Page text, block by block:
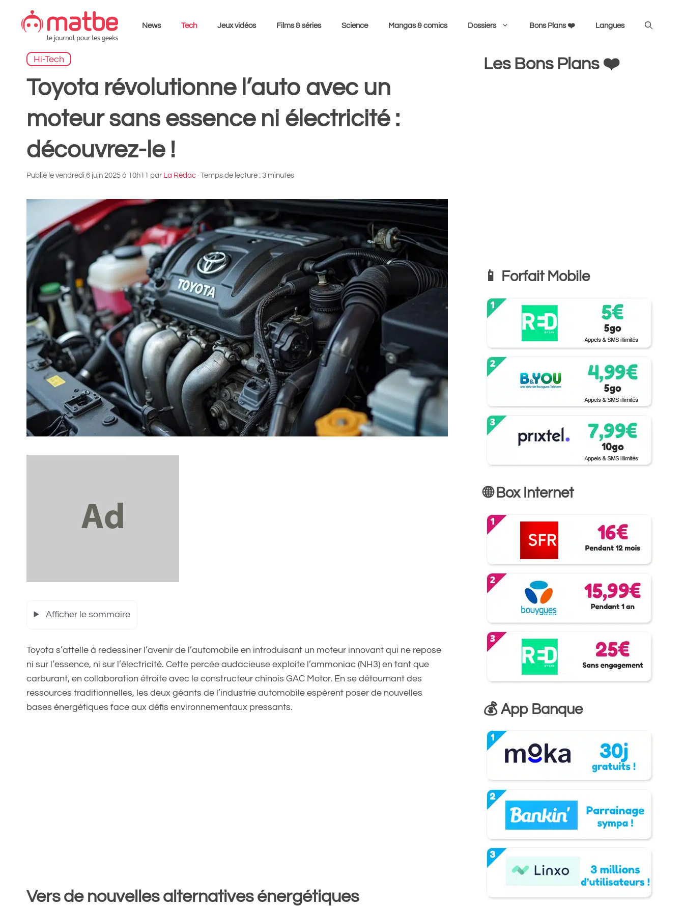
contenu
News Tech Jeux vidéos Films & séries Science Mangas & comics Dossiers Bons Plans ❤️ Langues
Hi-Tech
Toyota révolutionne l’auto avec un
moteur sans essence ni électricité :
découvrez-le !
Publié levendredi 6 juin 2025 à 10h11 par La Rédac · Temps de lecture : 3 minutes
Afficher le sommaire
Toyota s’attelle à redessiner l’avenir de l’automobile en introduisant un moteur innovant qui ne repose
ni sur l’essence, ni sur l’électricité. Cette percée audacieuse exploite l’ammoniac (NH3) en tant que
carburant, en collaboration étroite avec le constructeur chinois GAC Motor. En se détournant des
ressources traditionnelles, les deux géants de l’industrie automobile espèrent poser de nouvelles
bases énergétiques face aux défis environnementaux pressants.
Vers de nouvelles alternatives énergétiques
Les Bons Plans ❤️
📱 Forfait Mobile
🌐 Box Internet
💰 App Banque